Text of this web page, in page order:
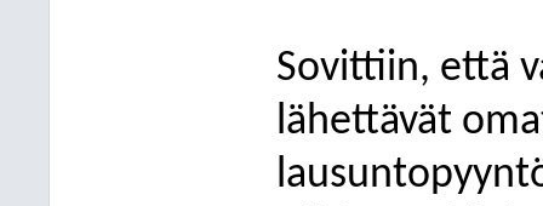
Sovittiin, että
lähettävät